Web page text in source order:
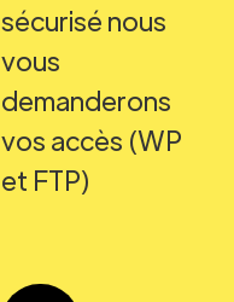
sécurisé nous
vous
demanderons
vos accès (WP
et FTP)